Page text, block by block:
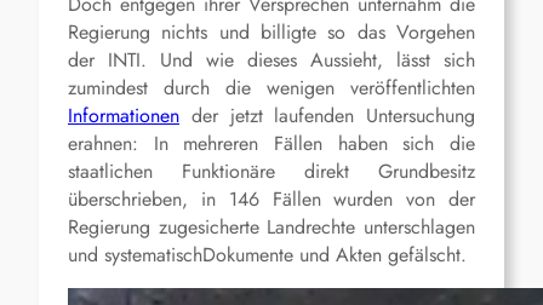
Regierung nichts und billigte so das Vorgehen
der INTI. Und wie dieses Aussieht, lässt sich
zumindest durch die wenigen veröffentlichten
Informationen der jetzt laufenden Untersuchung
erahnen: In mehreren Fällen haben sich die
staatlichen Funktionäre direkt Grundbesitz
überschrieben, in 146 Fällenwurdenvon der
Regierung zugesicherteLandrechte unterschlagen
und systematischDokumente und Akten gefälscht.